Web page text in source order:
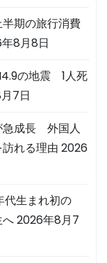
期の旅行消費
8月8日
の地震 1人死
7日
急成長 外国人
れる理由 2026
代生まれ初の
へ2026年8月7